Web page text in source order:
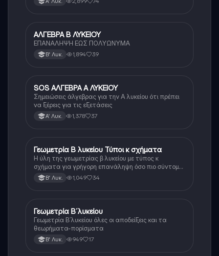
Μαθηματικά
ΑΛΓΕΒΡΑ Β ΛΥΚΕΙΟΥ
ΕΠΑΝΑΛΗΨΗ ΕΩΣ ΠΟΛΥΩΝΥΜΑ
Β' Λυκ. 1,894 39
Μαθηματικά
SOS ΑΛΓΕΒΡΑ Α ΛΥΚΕΙΟΥ
Σημειώσεις άλγεβρας για την Α λυκείου ότι πρέπει
να ξέρεις για τις εξετάσεις
Α' Λυκ. 1,378 37
Μαθηματικά
Γεωμετρία Β λυκείου Τύποι κ σχήματα
Η ύλη της γεωμετρίας β λυκείου με τύπος κ
σχήματα για γρήγορη επανάληψη όσο πιο σύντομα
γίνεταιΒ' Λυκ. 1,049 34
Μαθηματικά
Γεωμετρία Β´λυκείου
Γεωμετρία Β´λυκείου όλες οι αποδείξεις και τα
θεωρήματα-πορίσματα
Β' Λυκ. 949 17